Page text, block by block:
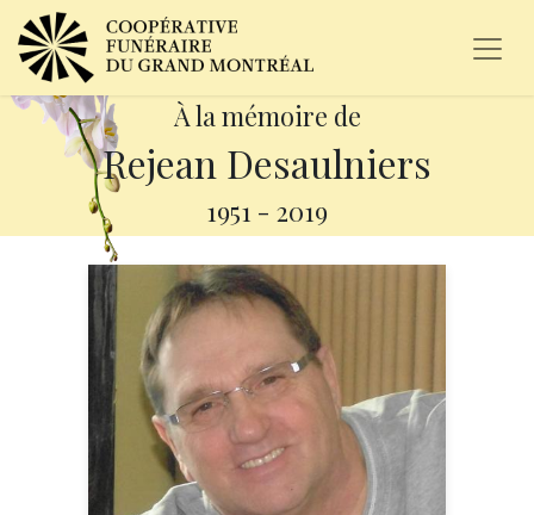
À la mémoire de
Rejean Desaulniers
1951 - 2019